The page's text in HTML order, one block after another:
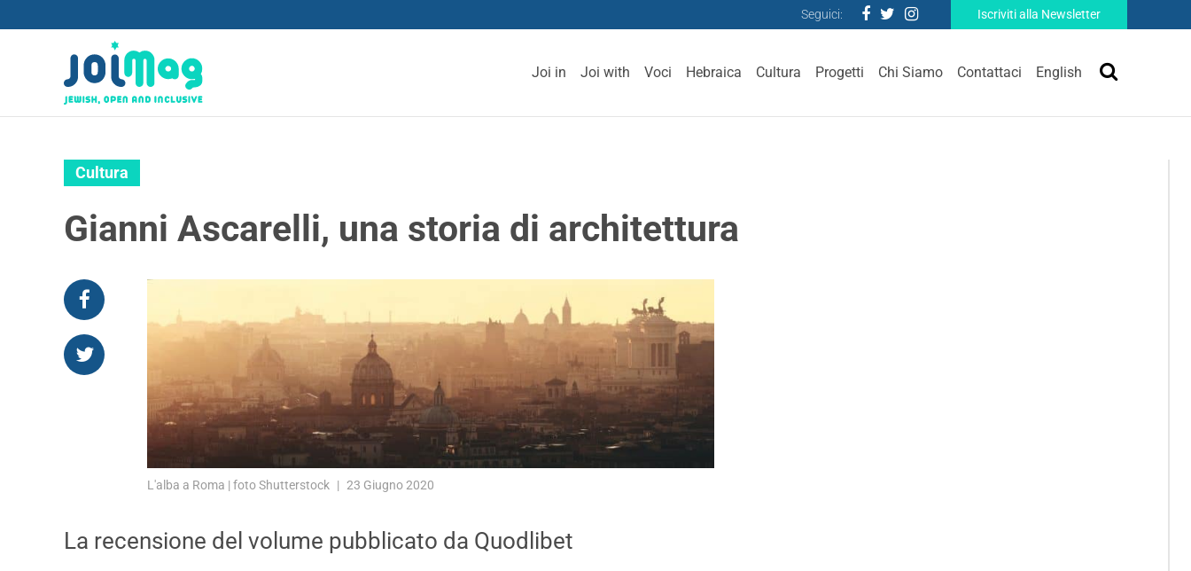
Seguici: Iscriviti alla Newsletter
Joi in Joi with Voci Hebraica Cultura Progetti Chi Siamo Contattaci English
Cultura
Gianni Ascarelli, una storia di architettura
L'alba a Roma | foto Shutterstock 23 Giugno 2020
La recensione del volume pubblicato da Quodlibet